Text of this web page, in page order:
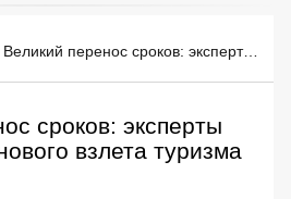
Великий перенос сроков: эксперты назвали дату нового взлета туризма в ОАЭ
сроков: эксперты
взлета туризма